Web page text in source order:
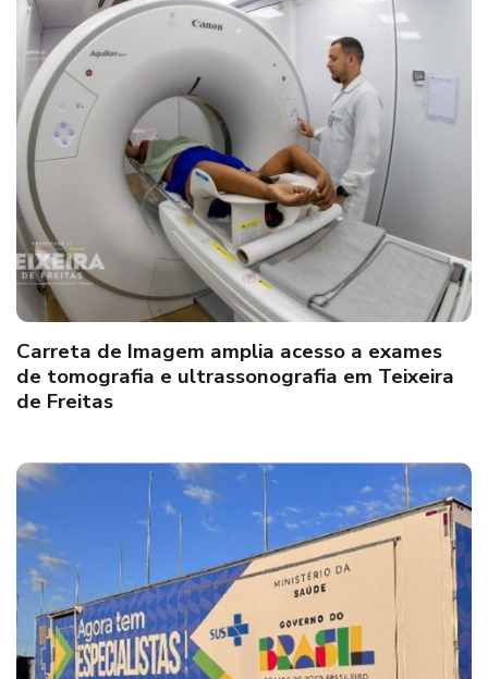
Carreta de Imagem amplia acesso a exames
de tomografia e ultrassonografia em Teixeira
de Freitas